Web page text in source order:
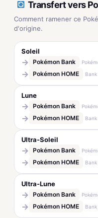
Transfert vers
Comment ramener ce
d'origine.
Soleil
→ Pokémon Bank
→ Pokémon HOME
Lune
→ Pokémon Bank
→ Pokémon HOME
Ultra-Soleil
→ Pokémon Bank
→ Pokémon HOME
Ultra-Lune
→ Pokémon Bank
→ Pokémon HOME